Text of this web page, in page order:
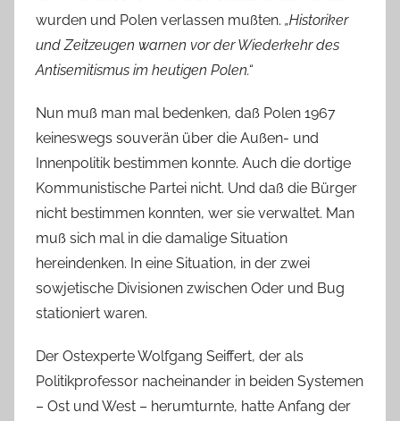
wurden und Polen verlassen mußten. „Historiker
und Zeitzeugen warnen vor der Wiederkehr des
Antisemitismus im heutigen Polen.“
Nun muß man mal bedenken, daß Polen 1967
keineswegs souverän über die Außen- und
Innenpolitik bestimmen konnte. Auch die dortige
Kommunistische Partei nicht. Und daß die Bürger
nicht bestimmen konnten, wer sie verwaltet. Man
muß sich mal in die damalige Situation
hereindenken. In eine Situation, in der zwei
sowjetische Divisionen zwischen Oder und Bug
stationiert waren.
Der Ostexperte Wolfgang Seiffert, der als
Politikprofessor nacheinander in beiden Systemen
– Ost und West – herumturnte, hatte Anfang der